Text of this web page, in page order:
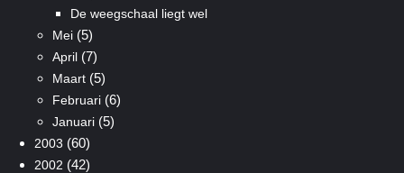
De weegschaal liegt wel
Mei(5)
April(7)
Maart(5)
Februari(6)
Januari(5)
2003 (60)
2002 (42)